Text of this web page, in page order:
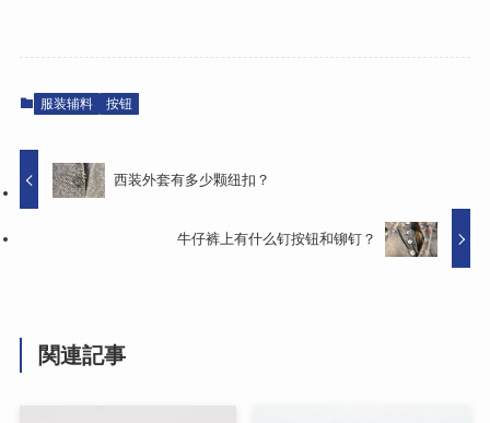
服装辅料 按钮
西装外套有多少颗纽扣？
牛仔裤上有什么钉按钮和铆钉？
関連記事